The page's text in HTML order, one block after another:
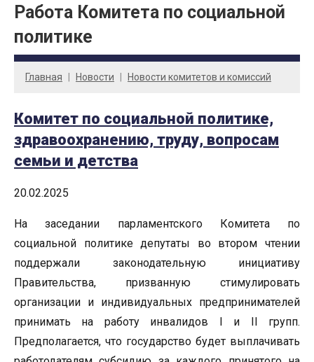
Работа Комитета по социальной
политике
Главная Новости Новости комитетов и комиссий
Комитет по социальной политике,
здравоохранению, труду, вопросам
семьи и детства
20.02.2025
На заседании парламентского Комитета по
социальной политике депутаты во втором чтении
поддержали законодательную инициативу
Правительства, призванную стимулировать
организации и индивидуальных предпринимателей
принимать на работу инвалидов I и II групп.
Предполагается, что государство будет выплачивать